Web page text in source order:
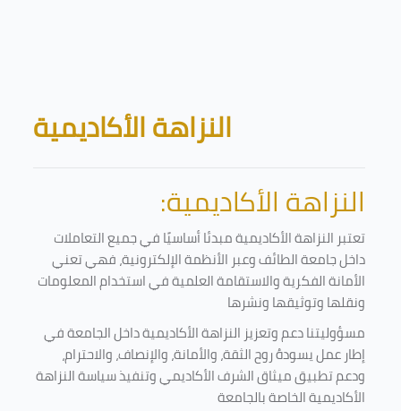
Blocks
النزاهة الأكاديمية
النزاهة الأكاديمية:
تعتبر النزاهة الأكاديمية مبدئا أساسيًا في جميع التعاملات
داخل جامعة الطائف وعبر الأنظمة الإلكترونية، فهي تعني
الأمانة الفكرية والاستقامة العلمية في استخدام المعلومات
ونقلها وتوثيقها ونشرها
مسؤوليتنا دعم وتعزيز النزاهة الأكاديمية داخل الجامعة في
إطار عمل يسودهُ روح الثقة، والأمانة، والإنصاف، والاحترام،
ودعم تطبيق ميثاق الشرف الأكاديمي وتنفيذ سياسة النزاهة
الأكاديمية الخاصة بالجامعة